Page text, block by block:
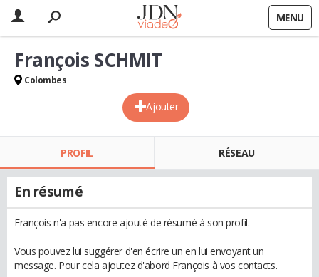
MENU
Ajouter
François SCHMIT
Colombes
PROFIL RÉSEAU
En résumé
François n'a pas encore ajouté de résumé à son profil.
Vous pouvez lui suggérer d'en écrire un en lui envoyant un
message. Pour cela ajoutez d'abord François à vos contacts.